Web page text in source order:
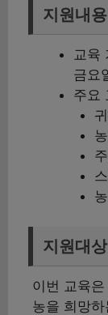
지원내용
교육
금요
주요
지원대상
이번 교육
농을 희망